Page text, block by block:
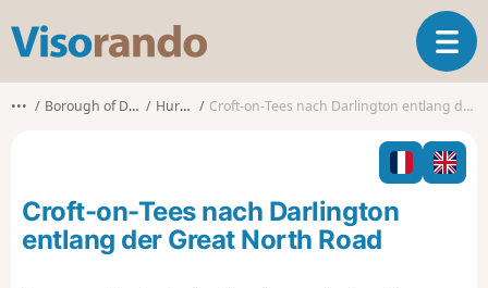
s
o
o
T
o
g
l
e
n
••• Borough of Darlington Hurworth Croft-on-Tees nach Darlington entlang der Great North Road
Croft-on-Tees nach Darlington
entlang der Great North Road